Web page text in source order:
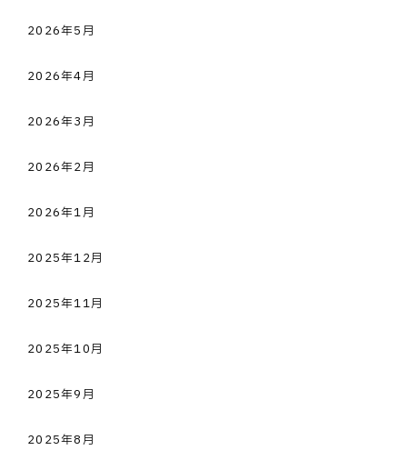
2026年5月
2026年4月
2026年3月
2026年2月
2026年1月
2025年12月
2025年11月
2025年10月
2025年9月
2025年8月